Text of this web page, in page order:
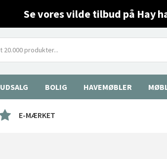
Se vores vilde tilbud på Hay
UDSALG BOLIG HAVEMØBLER
E-MÆRKET